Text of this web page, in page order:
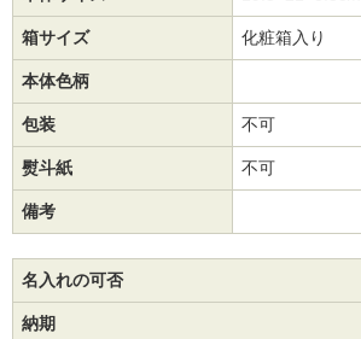
箱サイズ 化粧箱入り
本体色柄
包装 不可
熨斗紙 不可
備考
名入れの可否
納期